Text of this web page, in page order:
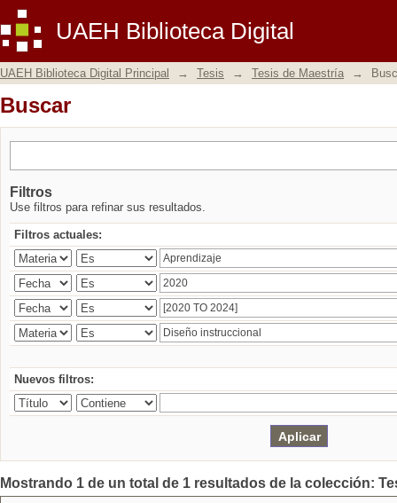
UAEH Biblioteca Digital
Buscar
UAEH Biblioteca Digital Principal → Tesis → Tesis de Maestría →
Buscar
Filtros
Use filtros para refinar sus resultados.
Filtros actuales:
Nuevos filtros:
Mostrando 1 de un total de 1 resultados de la colección: